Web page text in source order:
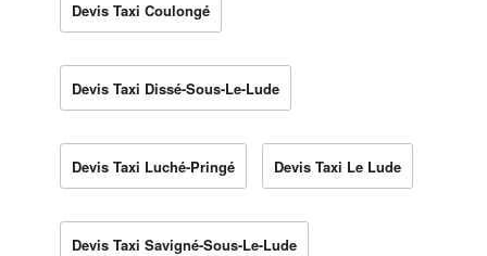
Devis Taxi Coulongé
Devis Taxi Dissé-Sous-Le-Lude
Devis Taxi Luché-Pringé Devis Taxi Le Lude
Devis Taxi Savigné-Sous-Le-Lude